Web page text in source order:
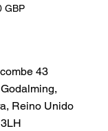
GBP
43
Reino Unido